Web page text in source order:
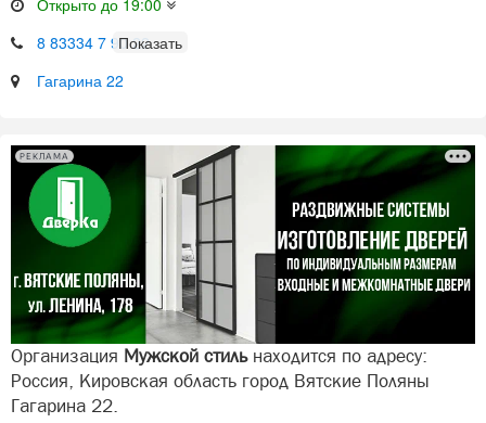
Открыто до 19:00
8 83334 7 90 22
Гагарина 22
РЕКЛАМА
Организация Мужской стильнаходится по адресу:
Россия, Кировская область город Вятские Поляны
Гагарина 22.